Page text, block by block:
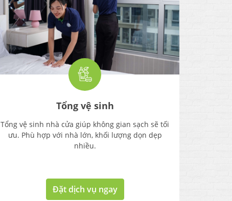
Tổng vệ sinh
Tổng vệ sinh nhà cửa giúp không gian sạch sẽ tối
ưu. Phù hợp với nhà lớn, khối lượng dọn dẹp
nhiều.
Đặt dịch vụ ngay